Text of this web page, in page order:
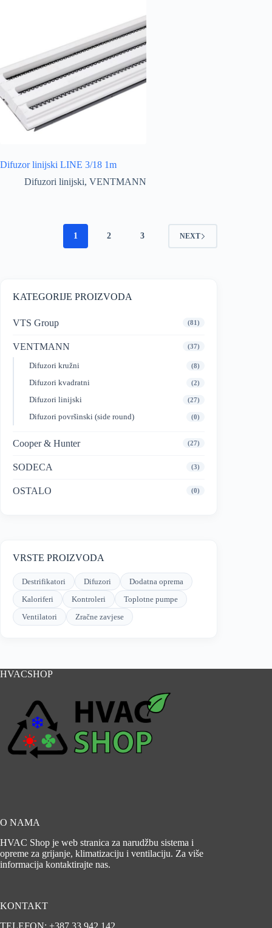
Difuzor linijski LINE 3/18 1m
Difuzori linijski, VENTMANN
1 2 3 NEXT
KATEGORIJE PROIZVODA
VTS Group (81)
VENTMANN (37)
Difuzori kružni (8)
Difuzori kvadratni (2)
Difuzori linijski (27)
Difuzori površinski (side round) (0)
Cooper & Hunter (27)
SODECA (3)
OSTALO (0)
VRSTE PROIZVODA
Destrifikatori Difuzori
Dodatna oprema
Kaloriferi
Kontroleri
Toplotne pumpe
Ventilatori
Zračne zavjese
HVACSHOP
O NAMA
HVAC Shop je web stranica za narudžbu sistema i
opreme za grijanje, klimatizaciju i ventilaciju. Za više
informacija kontaktirajte nas.
KONTAKT
TELEFON: +387 33 942 142